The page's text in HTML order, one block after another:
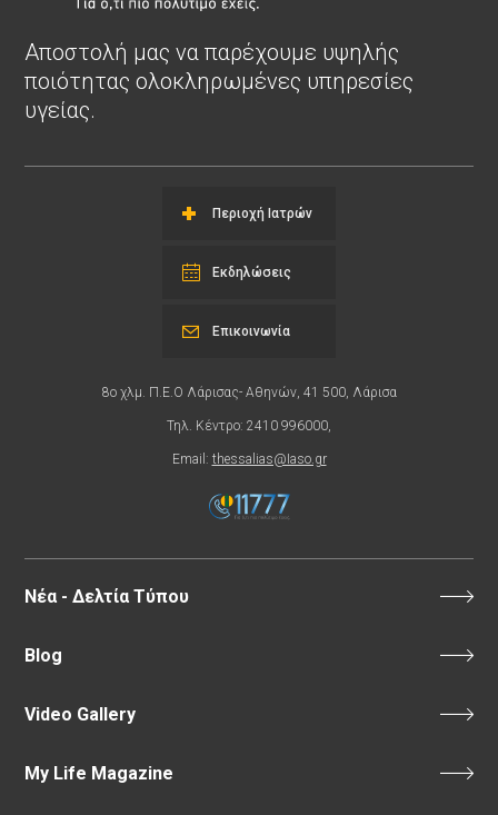
Αποστολή μας να παρέχουμε υψηλής
ποιότητας ολοκληρωμένες υπηρεσίες
υγείας.
Περιοχή Ιατρών
Εκδηλώσεις
8ο χλμ. Π.Ε.Ο Λάρισας- Αθηνών, 41 500, Λάρισα
Τηλ. Κέντρο: 2410 996000,
Email: thessalias@Iaso.gr
Επικοινωνία
Νέα - Δελτία Τύπου
Blog
Video Gallery
My Life Magazine